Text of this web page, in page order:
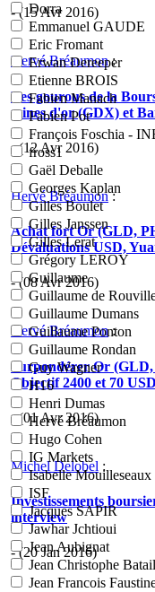
Dorra
Emmanuel GAUDE
Eric Fromant
Erwan Dereeper
Etienne BROIS
Fabien Manach
Fabien Pot
François Foschia -
fross1
Gaël Deballe
Georges Kaplan
Gilles Boulet
Gilles Janssen
Gilles Lerat
Grégory LEROY
Guillaume
Guillaume de
Guillaume Dumans
Guillaume Ponton
Guillaume Rondan
Guy Wagner
H16
Henri Dumas
Hervé Bréaumon
Hugo Cohen
IG Markets
Isabelle Mouilleseaux
ISF
Jacques SAPIR
Jawhar Jchtioui
Jean Aubignat
Jean Christophe
Jean Francois
- (15 Avr 2016)
Hervé Bréaumon:
Les gourous de la
mines d'or (GDX) et
- (12 Avr 2016)
Hervé Bréaumon:
Achat fort Or (GLD,
Dévaluations USD,
- (08 Avr 2016)
Hervé Bréaumon:
Surpondérer Or
Objectif 2400 et 70 USD
- (01 Avr 2016)
Michel Delobel :
Investissements
interview
- (20 Jan 2016)